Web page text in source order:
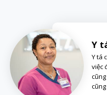
Y
Y tá
việc